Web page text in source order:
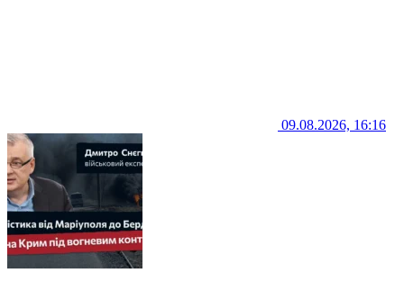
09.08.2026, 16:16